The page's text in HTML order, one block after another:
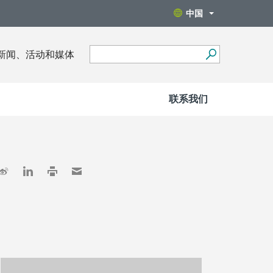
中国
闻、活动和媒体
联系我们